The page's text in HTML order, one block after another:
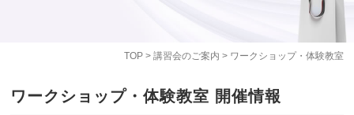
TOP> 講習会のご案内 > ワークショップ・体験教室
ワークショップ・体験教室 開催情報